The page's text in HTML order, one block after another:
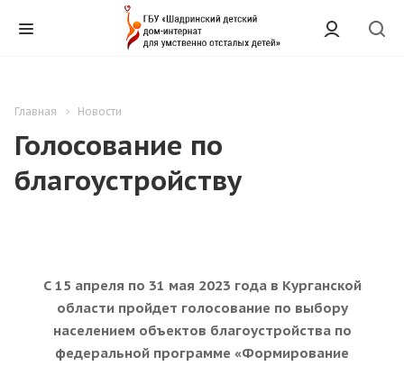
Главная Новости
Голосование по
благоустройству
С 15 апреля по 31 мая 2023 года в Курганской
области пройдет голосование по выбору
населением объектов благоустройства по
федеральной программе «Формирование